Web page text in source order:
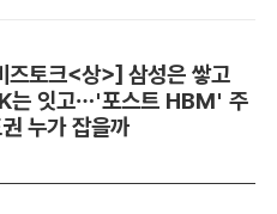
즈토크<상>] 삼성은 쌓고
는 잇고…'포스트 HBM' 주
누가 잡을까